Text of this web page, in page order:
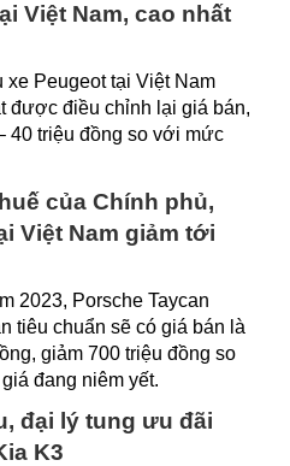
Việt Nam, cao nhất
xe Peugeot tại Việt Nam
được điều chỉnh lại giá bán,
40 triệu đồng so với mức
của Chính phủ,
Việt Nam giảm tới
2023, Porsche Taycan
tiêu chuẩn sẽ có giá bán là
giảm 700 triệu đồng so
đang niêm yết.
đại lý tung ưu đãi
K3